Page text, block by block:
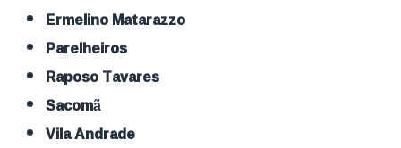
Ermelino Matarazzo
Parelheiros
Raposo Tavares
Sacomã
Vila Andrade